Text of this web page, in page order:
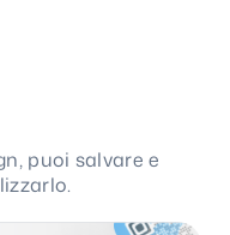
puoi salvare e